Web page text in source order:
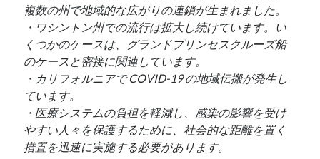
複数の州で地域的な広がりの連鎖が生まれました。
・ワシントン州での流行は拡大し続けています。い
くつかのケースは、グランドプリンセスクルーズ船
のケースと密接に関連しています。
・カリフォルニアで COVID-19 の地域伝搬が発生し
ています。
・医療システムの負担を軽減し、感染の影響を受け
やすい人々を保護するために、社会的な距離を置く
措置を迅速に実施する必要があります。